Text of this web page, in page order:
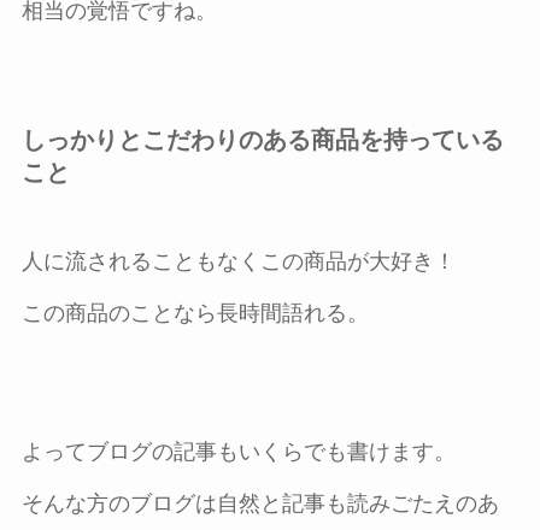
相当の覚悟ですね。
しっかりとこだわりのある商品を持っている
こと
人に流されることもなくこの商品が大好き！
この商品のことなら長時間語れる。
よってブログの記事もいくらでも書けます。
そんな方のブログは自然と記事も読みごたえのあ